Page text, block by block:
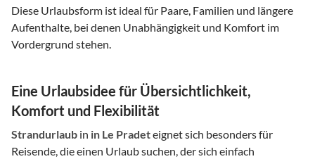
Diese Urlaubsform ist ideal für Paare, Familien und längere
Aufenthalte, bei denen Unabhängigkeit und Komfort im
Vordergrund stehen.
Eine Urlaubsidee für Übersichtlichkeit,
Komfort und Flexibilität
Strandurlaub in in Le Pradeteignet sich besonders für
Reisende, die einen Urlaub suchen, der sich einfach